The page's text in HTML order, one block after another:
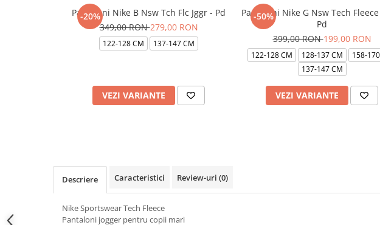
-20%
Pantaloni Nike B Nsw Tch Flc Jggr - Pd
349,00 RON279,00 RON
122-128 CM 137-147 CM
VEZI VARIANTE
-50%
Pantaloni Nike G Nsw Tech Fleece
Pd
399,00 RON199,00 RON
122-128 CM 128-137 CM
158-
137-147 CM
VEZI VARIANTE
Descriere Caracteristici Review-uri (0)
Nike Sportswear Tech Fleece
Pantaloni jogger pentru copii mari